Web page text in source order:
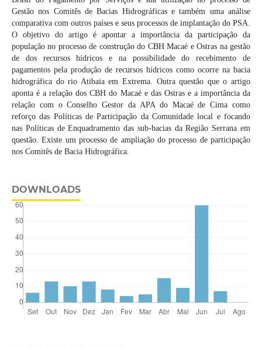
Gestão nos Comitês de Bacias Hidrográficas e também uma análise
comparativa com outros países e seus processos de implantação do PSA.
O objetivo do artigo é apontar a importância da participação da
população no processo de construção do CBH Macaé e Ostras na gestão
de dos recursos hídricos e na possibilidade do recebimento de
pagamentos pela produção de recursos hídricos como ocorre na bacia
hidrográfica do rio Atibaia em Extrema. Outra questão que o artigo
aponta é a relação dos CBH do Macaé e das Ostras e a importância da
relação com o Conselho Gestor da APA do Macaé de Cima como
reforço das Políticas de Participação da Comunidade local e focando
nas Políticas de Enquadramento das sub-bacias da Região Serrana em
questão. Existe um processo de ampliação do processo de participação
nos Comitês de Bacia Hidrográfica.
DOWNLOADS